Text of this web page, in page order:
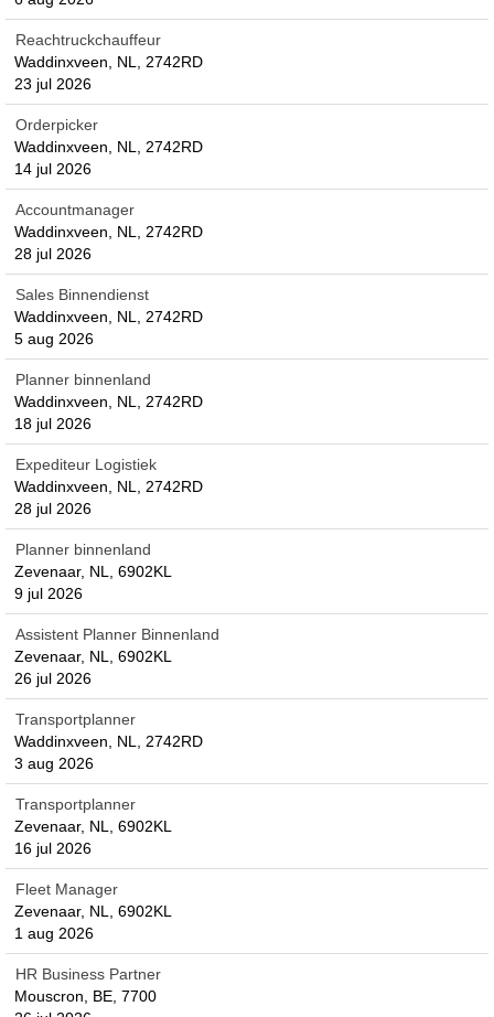
Reachtruckchauffeur
Waddinxveen, NL, 2742RD
23 jul 2026
Orderpicker
Waddinxveen, NL, 2742RD
14 jul 2026
Accountmanager
Waddinxveen, NL, 2742RD
28 jul 2026
Sales Binnendienst
Waddinxveen, NL, 2742RD
5 aug 2026
Planner binnenland
Waddinxveen, NL, 2742RD
18 jul 2026
Expediteur Logistiek
Waddinxveen, NL, 2742RD
28 jul 2026
Planner binnenland
Zevenaar, NL, 6902KL
9 jul 2026
Assistent Planner Binnenland
Zevenaar, NL, 6902KL
26 jul 2026
Transportplanner
Waddinxveen, NL, 2742RD
3 aug 2026
Transportplanner
Zevenaar, NL, 6902KL
16 jul 2026
Fleet Manager
Zevenaar, NL, 6902KL
1 aug 2026
HR Business Partner
Mouscron, BE, 7700